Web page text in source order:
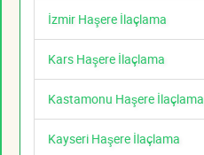
İzmir Haşere İlaçlama
Kars Haşere İlaçlama
Kastamonu Haşere İlaçlama
Kayseri Haşere İlaçlama